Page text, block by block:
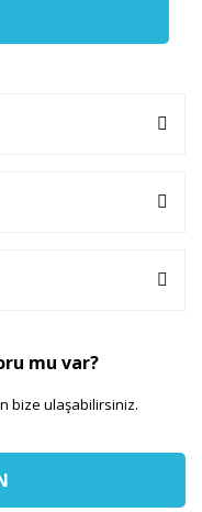
mu var?
bize ulaşabilirsiniz.